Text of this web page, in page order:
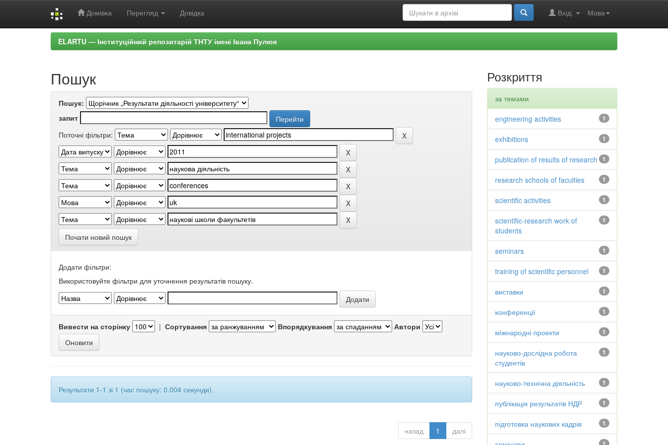
Домівка Перегляд Довідка Мова
Вхід:
ELARTU — Інституційний репозитарій ТНТУ імені Івана Пулюя
Пошук
Пошук:
запит
Поточні фільтри:
Почати новий пошук
Додати фільтри:
Використовуйте фільтри для уточнення результатів пошуку.
Вивести на сторінку | Сортування Впорядкування Автори
Результати 1-1 зі 1 (час пошуку: 0.004 секунди).
назад 1 далі
Розкриття
за темами
1
engineering activities
1
exhibitions
1
publication of results of research
1
research schools of faculties
1
scientific activities
1
scientific-research work of
students
1
seminars
1
training of scientific personnel
1
виставки
1
конференції
1
міжнародні проекти
1
науково-дослідна робота
студентів
1
науково-технічна діяльність
1
публікація результатів НДР
1
підготовка наукових кадрів